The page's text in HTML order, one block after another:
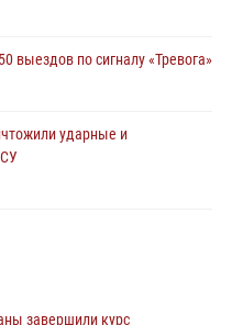
выездов по сигналу «Тревога»
ударные и
завершили курс